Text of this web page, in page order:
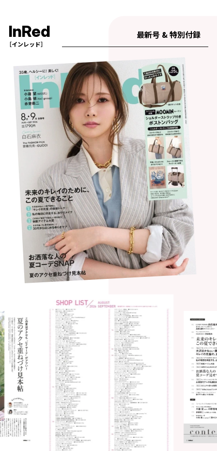
InRed
［インレッド］
最新号 & 特別付録